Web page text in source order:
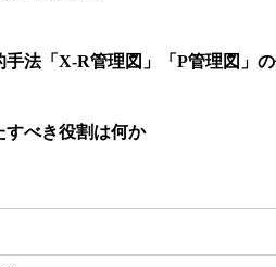
法「X-R管理図」「P管理図」
すべき役割は何か